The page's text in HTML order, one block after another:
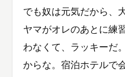
でも奴は元気だから、
ヤマがオレのあとに練
わなくて、ラッキーだ
からな。宿泊ホテルで